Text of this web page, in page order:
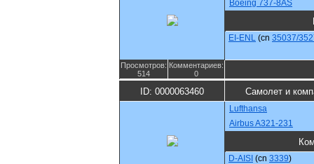
Boeing 737-8AS
EI-ENL (cn 35037/
Просмотров:
514
Комментариев:
0
ID: 0000063460 Самолет и
Lufthansa
Airbus A321-231
D-AISI (cn 3339)